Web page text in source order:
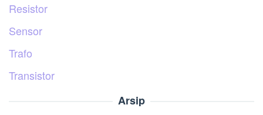
Resistor
Sensor
Trafo
Transistor
Arsip